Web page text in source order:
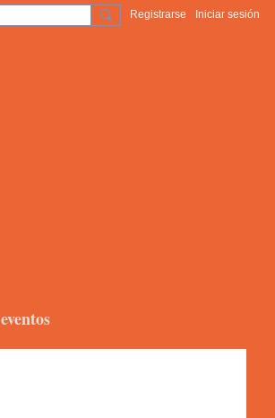
Registrarse Iniciar sesión
eventos